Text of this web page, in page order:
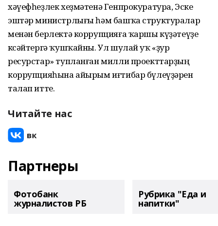
хәүефһеҙлек хеҙмәтенә Генпрокуратура, Эске
эштәр министрлығы һәм башҡа структуралар
менән берлектә коррупцияға ҡаршы күҙәтеүҙе
көсәйтергә ҡушҡайны. Ул шулай уҡ «ҙур
ресурстар» тупланған милли проекттарҙың
коррупцияһына айырым иғтибар бүлеүҙәрен
талап итте.
Читайте нас
Партнеры
Фотобанк
журналистов РБ
Рубрика "Еда и
напитки"